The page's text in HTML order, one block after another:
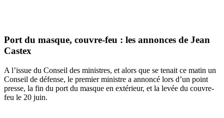
Port du masque, couvre-feu : les annonces de Jean
Castex
A l’issue du Conseil des ministres, et alors que se tenait ce matin un
Conseil de défense, le premier ministre a annoncé lors d’un point
presse, la fin du port du masque en extérieur, et la levée du couvre-
feu le 20 juin.